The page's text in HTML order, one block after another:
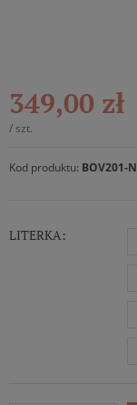
349,00 zł
/ szt.
Kod produktu: BOV201-N
LITERKA: